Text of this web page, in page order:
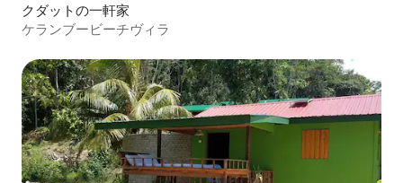
クダットの一軒家
ケランブービーチヴィラ